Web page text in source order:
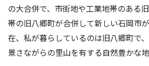
の大合併で、市街地や工業地帯のある
帯の旧八郷町が合併して新しい石岡市
在、私が暮らしているのは旧八郷町で
景さながらの里山を有する自然豊かな地